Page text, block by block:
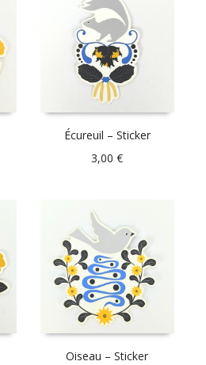
Écureuil – Sticker
3,00€
Oiseau – Sticker